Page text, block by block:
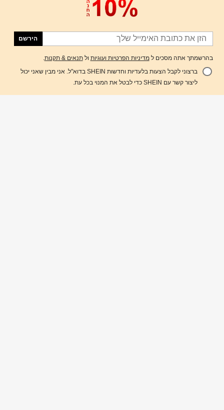
%50 הנחה! הוסף לעגלת הקניות
הירשם
בהרשמתך אתה מסכים למדיניות הפרטיות ועוגיות ולתנאים & תקנות.
ברצוני לקבל הצעות בלעדיות וחדשות SHEIN בדוא"ל. אני מבין שאני יכול
ליצור קשר עם SHEIN כדי לבטל את המנוי בכל עת.